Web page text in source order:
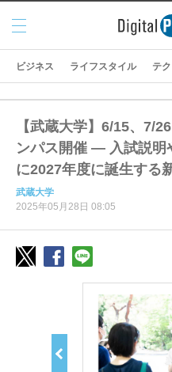
メニ
ュー
ビジネス ライフスタイル テ
【武蔵大学】6/15、7/
ンパス開催 ― 入試説明
に2027年度に誕生する
武蔵大学
2025年05月28日 08:05